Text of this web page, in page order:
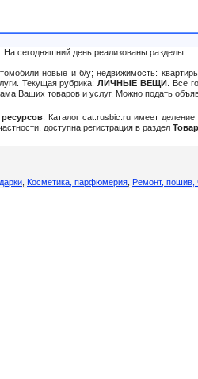
На сегодняшний день реализованы разделы:
новые и б/у; недвижимость:
Текущая рубрика:ЛИЧНЫЕ ВЕЩИ . Все
Ваших товаров и услуг. Можно подать
: Каталог cat.rusbic.ru имеет
доступна регистрация в раздел
Косметика, парфюмерия Ремонт, пошив,